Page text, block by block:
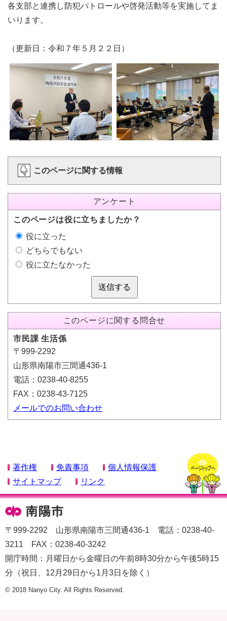
各支部と連携し防犯パトロールや啓発活動等を実施してま
いります。
（更新日：令和７年５月２２日）
このページに関する情報
アンケート
このページは役に立ちましたか？
役に立った
どちらでもない
役に立たなかった
送信する
このページに関する問合せ
市民課 生活係
〒999-2292
山形県南陽市三間通436-1
電話：0238-40-8255
FAX：0238-43-7125
メールでのお問い合わせ
著作権 免責事項
個人情報保護
サイトマップ
リンク
〒999-2292 山形県南陽市三間通436-1 電話：0238-40-
3211 FAX：0238-40-3242
開庁時間：月曜日から金曜日の午前8時30分から午後5時15
分（祝日、12月29日から1月3日を除く）
© 2018 Nanyo City. All Rights Reserved.